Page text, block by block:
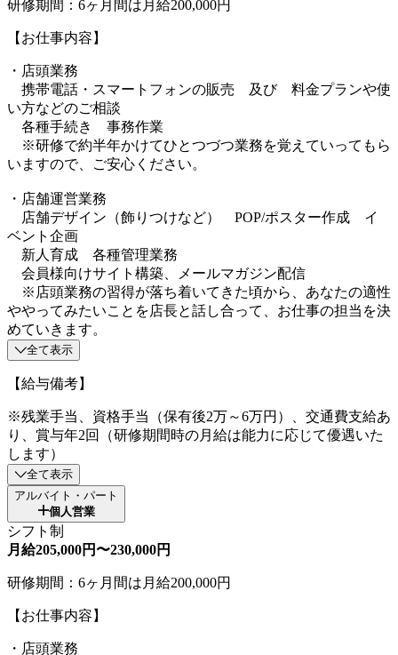
研修期間：6ヶ月間は月給200,000円
【お仕事内容】
・店頭業務
携帯電話・スマートフォンの販売 及び 料金プランや使
い方などのご相談
各種手続き 事務作業
※研修で約半年かけてひとつづつ業務を覚えていってもら
いますので、ご安心ください。
・店舗運営業務
店舗デザイン（飾りつけなど） POP/ポスター作成 イ
ベント企画
新人育成 各種管理業務
会員様向けサイト構築、メールマガジン配信
※店頭業務の習得が落ち着いてきた頃から、あなたの適性
ややってみたいことを店長と話し合って、お仕事の担当を決
めていきます。
全て表示
【給与備考】
※残業手当、資格手当（保有後2万～6万円）、交通費支給あ
り、賞与年2回（研修期間時の月給は能力に応じて優遇いた
します）
全て表示
アルバイト・パート
個人営業
シフト制
月給205,000円〜230,000円
研修期間：6ヶ月間は月給200,000円
【お仕事内容】
・店頭業務